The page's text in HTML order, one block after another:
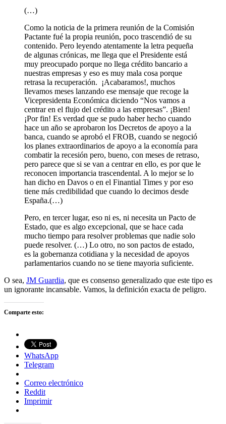
(…)
Como la noticia de la primera reunión de la Comisión
Pactante fué la propia reunión, poco trascendió de su
contenido. Pero leyendo atentamente la letra pequeña
de algunas crónicas, me llega que el Presidente está
muy preocupado porque no llega crédito bancario a
nuestras empresas y eso es muy mala cosa porque
retrasa la recuperación. ¡Acabaramos!, muchos
llevamos meses lanzando ese mensaje que recoge la
Vicepresidenta Económica diciendo “Nos vamos a
centrar en el flujo del crédito a las empresas”. ¡Bien!
¡Por fin! Es verdad que se pudo haber hecho cuando
hace un año se aprobaron los Decretos de apoyo a la
banca, cuando se aprobó el FROB, cuando se negoció
los planes extraordinarios de apoyo a la economía para
combatir la recesión pero, bueno, con meses de retraso,
pero parece que si se van a centrar en ello, es por que le
reconocen importancia trascendental. A lo mejor se lo
han dicho en Davos o en el Finantial Times y por eso
tiene más credibilidad que cuando lo decimos desde
España.(…)
Pero, en tercer lugar, eso ni es, ni necesita un Pacto de
Estado, que es algo excepcional, que se hace cada
mucho tiempo para resolver problemas que nadie solo
puede resolver. (…) Lo otro, no son pactos de estado,
es la gobernanza cotidiana y la necesidad de apoyos
parlamentarios cuando no se tiene mayoria suficiente.
O sea, JM Guardia, que es consenso generalizado que este tipo es
un ignorante incansable. Vamos, la definición exacta de peligro.
Comparte esto:
WhatsApp
Telegram
Correo electrónico
Reddit
Imprimir